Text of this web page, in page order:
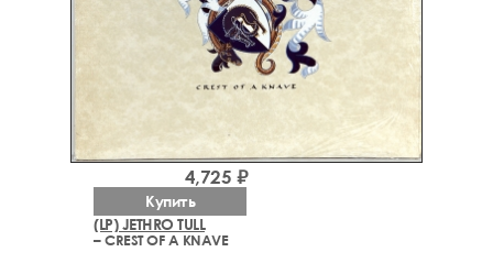
(LP) JETHRO TULL
– CREST OF A KNAVE
4,725 ₽
Купить